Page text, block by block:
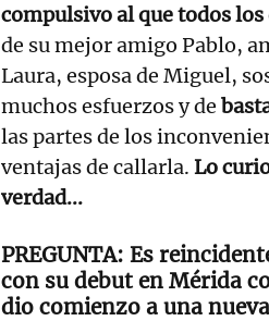
compulsivo al que todos
de su mejor amigo Pablo,
Laura, esposa de Miguel,
muchos esfuerzos y de
las partes de los
ventajas de callarla. Lo
verdad...
Es
con su debut en Mérida
dio comienzo a una